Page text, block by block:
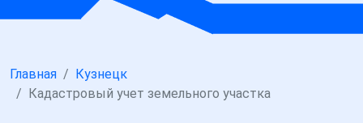
Главная
Кузнецк
Кадастровый учет земельного участка